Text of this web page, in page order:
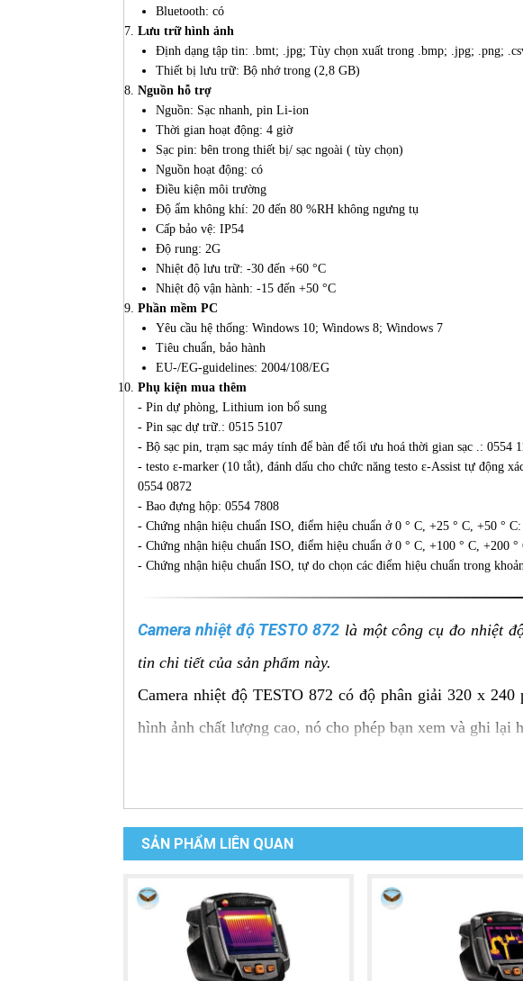
Bluetooth: có
Lưu trữ hình ảnh
Định dạng tập tin: .bmt; .jpg; Tùy chọn xuất trong .bmp; .jpg; .png;
Thiết bị lưu trữ: Bộ nhớ trong (2,8 GB)
Nguồn hỗ trợ
Nguồn: Sạc nhanh, pin Li-ion
Thời gian hoạt động: 4 giờ
Sạc pin: bên trong thiết bị/ sạc ngoài ( tùy chọn)
Nguồn hoạt động: có
Điều kiện môi trường
Độ ẩm không khí: 20 đến 80 %RH không ngưng tụ
Cấp bảo vệ: IP54
Độ rung: 2G
Nhiệt độ lưu trữ: -30 đến +60 °C
Nhiệt độ vận hành: -15 đến +50 °C
Phần mềm PC
Yêu cầu hệ thống: Windows 10; Windows 8; Windows 7
Tiêu chuẩn, bảo hành
EU-/EG-guidelines: 2004/108/EG
Phụ kiện mua thêm
- Pin dự phòng, Lithium ion bổ sung
- Pin sạc dự trữ.: 0515 5107
- Bộ sạc pin, trạm sạc máy tính để bàn để tối ưu hoá thời gian sạc .: 0554
- testo ε-marker (10 tắt), đánh dấu cho chức năng testo ε-Assist tự động
0554 0872
- Bao đựng hộp: 0554 7808
- Chứng nhận hiệu chuẩn ISO, điểm hiệu chuẩn ở 0 ° C, +25 ° C, +50 °
- Chứng nhận hiệu chuẩn ISO, điểm hiệu chuẩn ở 0 ° C, +100 ° C, +200 °
- Chứng nhận hiệu chuẩn ISO, tự do chọn các điểm hiệu chuẩn trong
Camera nhiệt độ TESTO 872 là một công cụ đo nhiệt
tin chi tiết của sản phẩm này.
Camera nhiệt độ TESTO 872 có độ phân giải 320 x
hình ảnh chất lượng cao, nó cho phép bạn xem và ghi lại
nhiệt độ của các vật thể.
Phạm vi đo rộng:Với khả năng đo nhiệt độ lên đến
và xây dựng.
Chức năng ghi hình và lưu trữ:
Camera nhiệt độ
phân tích dữ liệu sau khi đo.
SẢN PHẨM LIÊN QUAN